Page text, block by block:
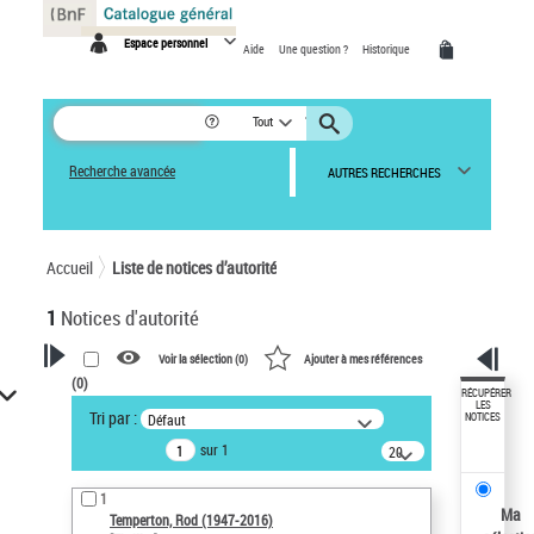
Espace personnel Aide Une question ? Historique
Tout
Recherche avancée AUTRES RECHERCHES
Accueil Liste de notices d’autorité
1 Notices d'autorité
VOTRE RECHERCHE
Recherche avancée dans les
notices d’autorité
Œuvres liées à l'auteur :
Temperton, Rod (1947-2016)
Voir la sélection (0) Ajouter à mes références
(0)
Tri par : Défaut
sur 1
20
résultats/page
1
Temperton, Rod (1947-2016)
RÉCUPÉRER
LES
NOTICES
Ma
Panneau de gestion des cookies